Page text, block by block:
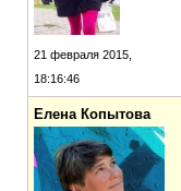
21 февраля 2015,
18:16:46
Елена Копытова